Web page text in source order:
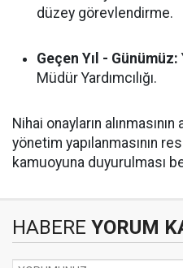
düzey görevlendirme.
Geçen Yıl - Günümüz:
Müdür Yardımcılığı.
Nihai onayların
yönetim yapılanmasının
kamuoyuna duyurulması
HABERE YORUM